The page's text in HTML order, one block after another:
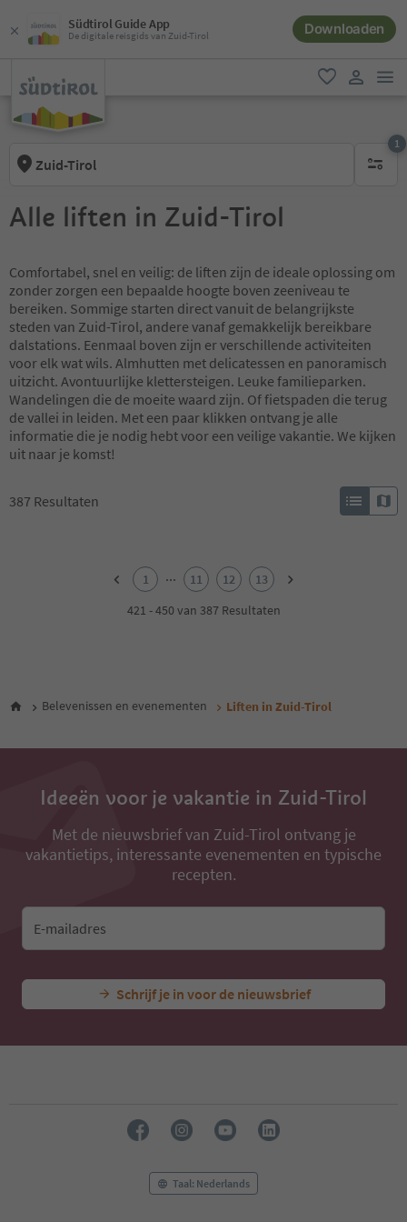
Südtirol Guide App
De digitale reisgids van Zuid-Tirol Downloaden
favoriet
Zuid-Tirol
1
1
Alle liften in Zuid-Tirol
Comfortabel, snel en veilig: de liften zijn de ideale oplossing om
zonder zorgen een bepaalde hoogte boven zeeniveau te
bereiken. Sommige starten direct vanuit de belangrijkste
steden van Zuid-Tirol, andere vanaf gemakkelijk bereikbare
dalstations. Eenmaal boven zijn er verschillende activiteiten
voor elk wat wils. Almhutten met delicatessen en panoramisch
uitzicht. Avontuurlijke klettersteigen. Leuke familieparken.
Wandelingen die de moeite waard zijn. Of fietspaden die terug
de vallei in leiden. Met een paar klikken ontvang je alle
informatie die je nodig hebt voor een veilige vakantie. We kijken
uit naar je komst!
387 Resultaten
9
10
12
1 ... 11 12
13
421 - 450 van 387 Resultaten
Belevenissen en evenementen Liften in Zuid-Tirol
Ideeën voor je vakantie in Zuid-Tirol
Met de nieuwsbrief van Zuid-Tirol ontvang je
vakantietips, interessante evenementen en typische
recepten.
E-mailadres
Schrijf je in voor de nieuwsbrief
Taal: Nederlands